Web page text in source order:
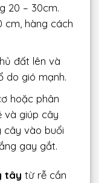
20 – 30cm.
cm, hàng cách
đất lên và
do gió mạnh.
hoặc phân
và giúp cây
cây vào buổi
gay gắt.
tâytừ rễ cần